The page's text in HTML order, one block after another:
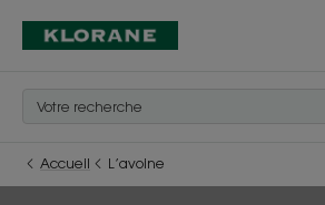
Accueil L’avoine